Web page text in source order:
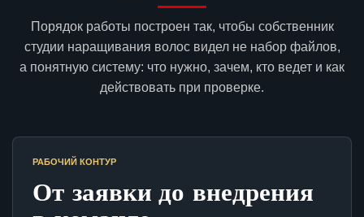
Порядок работы построен так, чтобы собственник
студии наращивания волос видел не набор файлов,
а понятную систему: что нужно, зачем, кто ведет и как
действовать при проверке.
РАБОЧИЙ КОНТУР
От заявки до внедрения